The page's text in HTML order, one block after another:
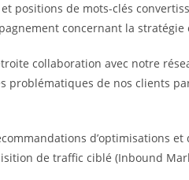
positions de mots-clés
concernant la stratégie
collaboration avec notre
problématiques de nos clients
d’optimisations et
de traffic ciblé (Inbound